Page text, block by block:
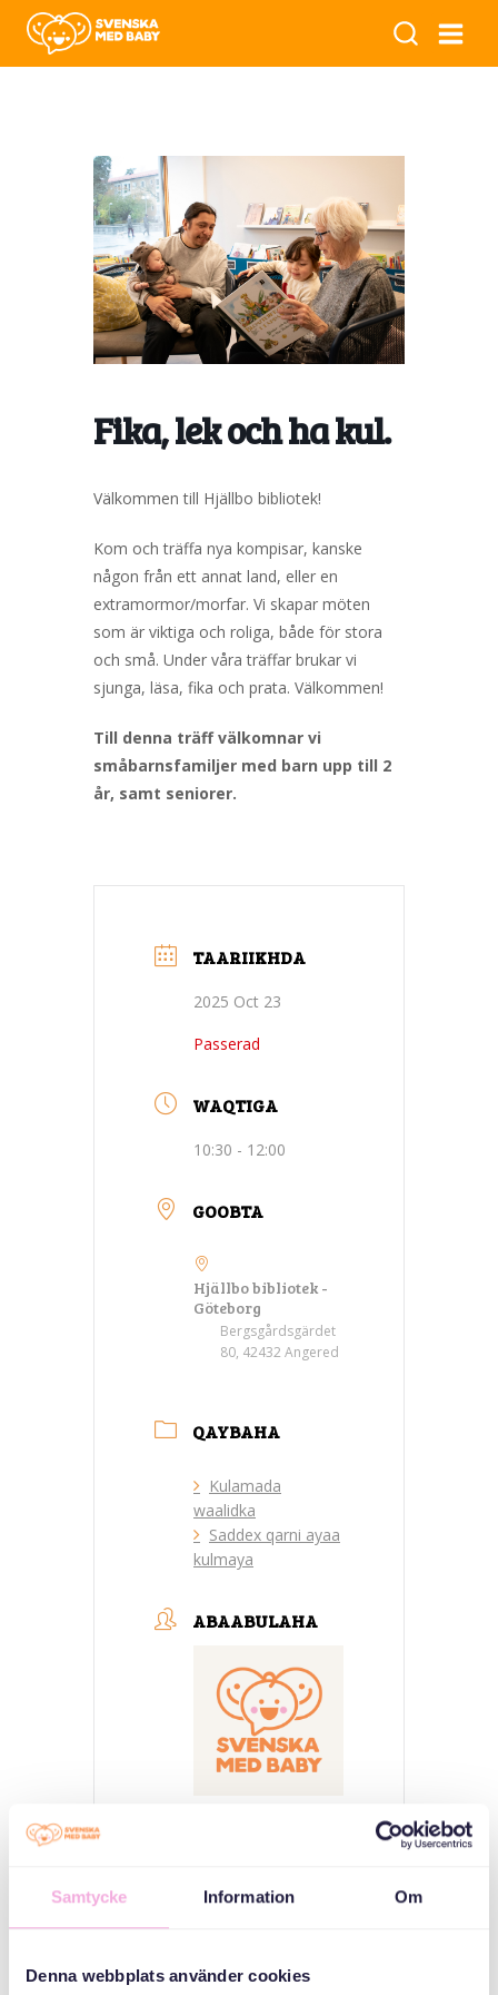
Samtycke Information Om
Denna webbplats använder cookies
Fika, lek och ha kul.
Välkommen till Hjällbo bibliotek!
Kom och träffa nya kompisar, kanske
någon från ett annat land, eller en
extramormor/morfar. Vi skapar möten
som är viktiga och roliga, både för stora
och små. Under våra träffar brukar vi
sjunga, läsa, fika och prata. Välkommen!
Till denna träff välkomnar vi
småbarnsfamiljer med barn upp till 2
år, samt seniorer.
TAARIIKHDA
2025 Oct 23
Passerad
WAQTIGA
10:30 - 12:00
GOOBTA
Hjällbo bibliotek -
Göteborg
Bergsgårdsgärdet
80, 42432 Angered
QAYBAHA
Kulamada
waalidka
Saddex qarni ayaa
kulmaya
ABAABULAHA
bokningen@svenskamedbaby.se